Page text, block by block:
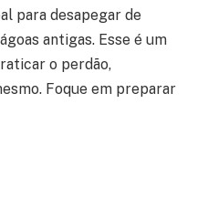
para desapegar de
antigas. Esse é um
o perdão,
Foque em preparar